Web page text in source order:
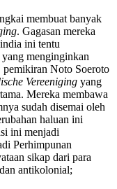
membuat banyak
. Gagasan mereka
ini tentu
menginginkan
pemikiran Noto Soeroto
Vereeniging yang
Mereka membawa
sudah disemai oleh
haluan ini
ini menjadi
Perhimpunan
sikap dari para
antikolonial;